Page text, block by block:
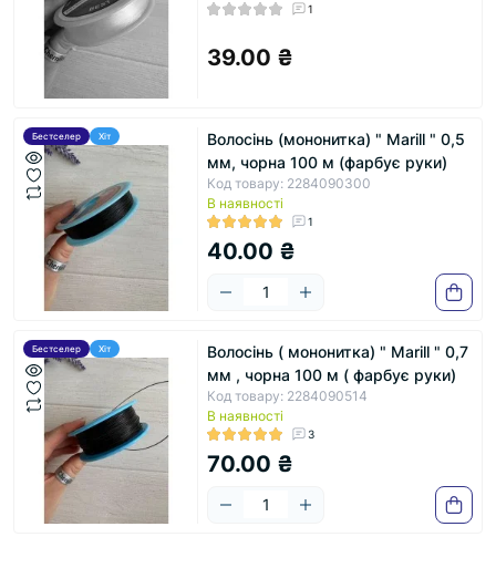
1
39.00 ₴
Бестселер Хіт
Волосінь (мононитка) " Marill " 0,5
мм, чорна 100 м (фарбує руки)
Код товару: 2284090300
В наявності
1
40.00 ₴
Бестселер Хіт
Волосінь ( мононитка) " Marill " 0,7
мм , чорна 100 м ( фарбує руки)
Код товару: 2284090514
В наявності
3
70.00 ₴